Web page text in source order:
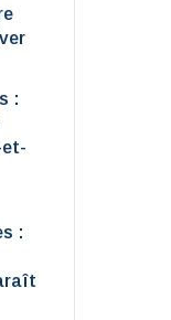
:
et-
: